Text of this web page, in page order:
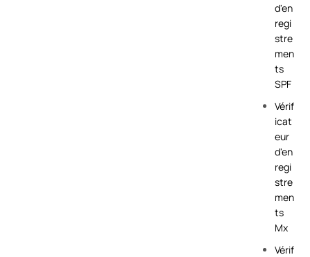
d'en
regi
stre
men
ts
SPF
Vérif
icat
eur
d'en
regi
stre
men
ts
Mx
Vérif